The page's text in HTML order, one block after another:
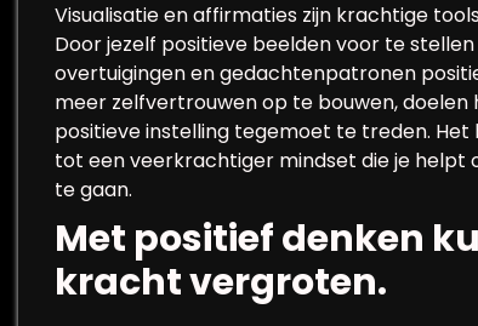
Visualisatie en affirmaties zijn krachtige
Door jezelf positieve beelden voor te
overtuigingen en gedachtenpatronen
meer zelfvertrouwen op te bouwen,
positieve instelling tegemoet te treden.
tot een veerkrachtiger mindset die je helpt
te gaan.
Met positief denken
kracht vergroten.